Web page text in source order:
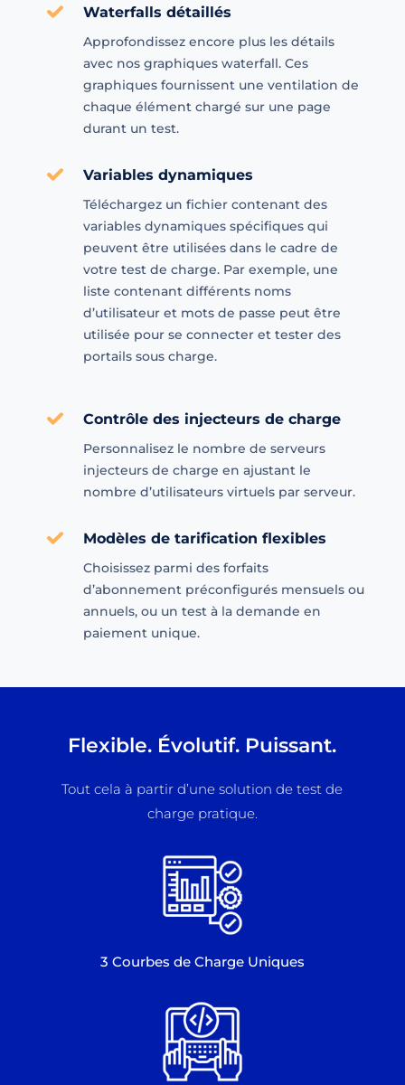
Waterfalls détaillés
Approfondissez encore plus les détails
avec nos graphiques waterfall. Ces
graphiques fournissent une ventilation de
chaque élément chargé sur une page
durant un test.
Variables dynamiques
Téléchargez un fichier contenant des
variables dynamiques spécifiques qui
peuvent être utilisées dans le cadre de
votre test de charge. Par exemple, une
liste contenant différents noms
d’utilisateur et mots de passe peut être
utilisée pour se connecter et tester des
portails sous charge.
Contrôle des injecteurs de charge
Personnalisez le nombre de serveurs
injecteurs de charge en ajustant le
nombre d’utilisateurs virtuels par serveur.
Modèles de tarification flexibles
Choisissez parmi des forfaits
d’abonnement préconfigurés mensuels ou
annuels, ou un test à la demande en
paiement unique.
Flexible. Évolutif. Puissant.
Tout cela à partir d’une solution de test de
charge pratique.
3 Courbes de Charge Uniques